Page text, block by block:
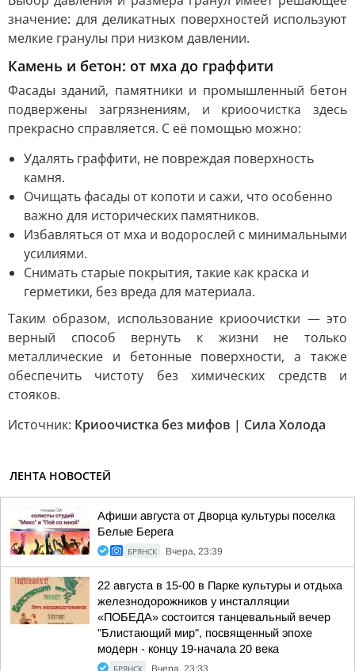
значение: для деликатных поверхностей используют
мелкие гранулы при низком давлении.
Камень и бетон: от мха до граффити
Фасады зданий, памятники и промышленный бетон
подвержены загрязнениям, и криоочистка здесь
прекрасно справляется. С её помощью можно:
Удалять граффити, не повреждая поверхность
камня.
Очищать фасады от копоти и сажи, что особенно
важно для исторических памятников.
Избавляться от мха и водорослей с минимальными
усилиями.
Снимать старые покрытия, такие как краска и
герметики, без вреда для материала.
Таким образом, использование криоочистки — это
верный способ вернуть к жизни не только
металлические и бетонные поверхности, а также
обеспечить чистоту без химических средств и
стояков.
Источник: Криоочистка без мифов | Сила Холода
ЛЕНТА НОВОСТЕЙ
Афиши августа от Дворца культуры поселка
Белые Берега
БРЯНСК Вчера, 23:39
22 августа в 15-00 в Парке культуры и отдыха
железнодорожников у инсталляции
«ПОБЕДА» состоится танцевальный вечер
"Блистающий мир", посвященный эпохе
модерн - концу 19-начала 20 века
БРЯНСК Вчера, 23:33